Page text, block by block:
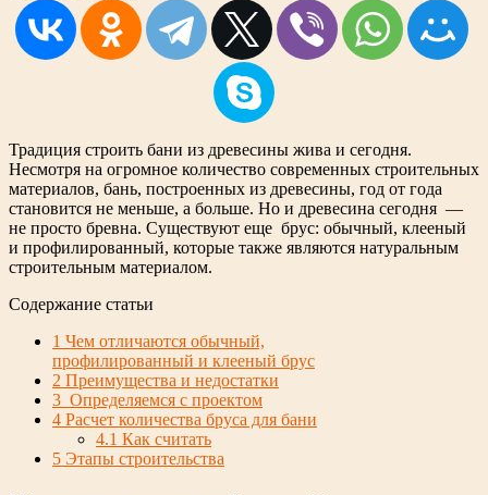
Традиция строить бани из древесины жива и сегодня.
Несмотря на огромное количество современных строительных
материалов, бань, построенных из древесины, год от года
становится не меньше, а больше. Но и древесина сегодня —
не просто бревна. Существуют еще брус: обычный, клееный
и профилированный, которые также являются натуральным
строительным материалом.
Содержание статьи
1 Чем отличаются обычный,
профилированный и клееный брус
2 Преимущества и недостатки
3 Определяемся с проектом
4 Расчет количества бруса для бани
4.1 Как считать
5 Этапы строительства